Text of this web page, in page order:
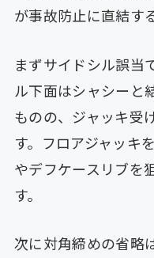
が事故防止に直結す
まずサイドシル誤当
ル下面はシャシーと
ものの、ジャッキ受
す。フロアジャッキ
やデフケースリブを
す。
次に対角締めの省略